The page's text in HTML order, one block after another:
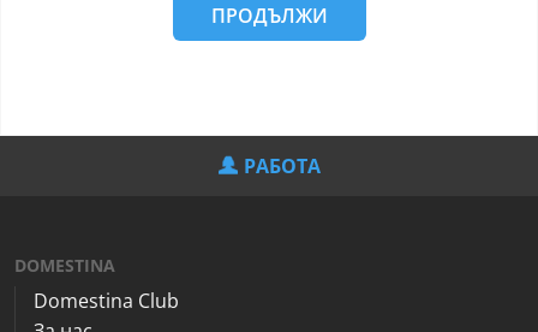
ПРОДЪЛЖИ
РАБОТА
DOMESTINA
Domestina Club